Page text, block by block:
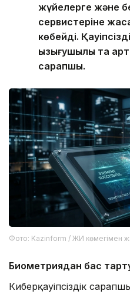
жүйелерге және
сервистеріне
көбейді.
қызығушылық та
сарапшы.
Фото: Kazinform / ЖИ көмегімен
Биометриядан бас
Киберқауіпсіздік